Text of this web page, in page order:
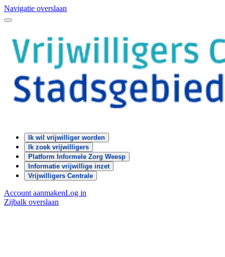
Navigatie overslaan
Ik wil vrijwilliger worden
Ik zoek vrijwilligers
Platform Informele Zorg Weesp
Informatie vrijwillige inzet
Vrijwilligers Centrale
Account aanmakenLog in
Zijbalk overslaan